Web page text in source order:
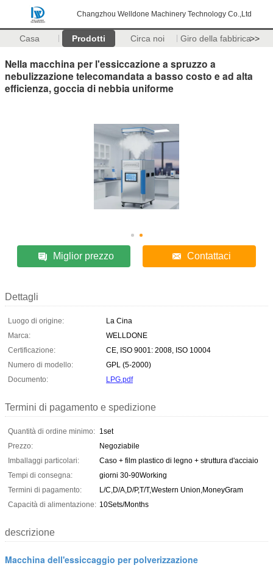
Changzhou Welldone Machinery Technology Co.,Ltd
Casa Prodotti Circa noi Giro della fabbrica>>
Nella macchina per l'essiccazione a spruzzo a
nebulizzazione telecomandata a basso costo e ad alta
efficienza, goccia di nebbia uniforme
Miglior prezzo Contattaci
Dettagli
Luogo di origine:
La Cina
Marca:
WELLDONE
Certificazione:
CE, ISO 9001: 2008, ISO 10004
Numero di modello:
GPL (5-2000)
Documento:
LPG.pdf
Termini di pagamento e spedizione
Quantità di ordine minimo: 1set
Prezzo:
Negoziabile
Imballaggi particolari:
Caso + film plastico di legno + struttura d'acciaio
Tempi di consegna:
giorni 30-90Working
Termini di pagamento:
L/C,D/A,D/P,T/T,Western Union,MoneyGram
Capacità di alimentazione: 10Sets/Months
descrizione
Macchina dell'essiccaggio per polverizzazione